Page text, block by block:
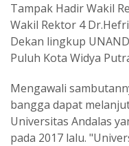
Tampak Hadir Wakil
Wakil Rektor 4
Dekan lingkup
Puluh Kota Widya
Mengawali
bangga dapat
Universitas Andalas
pada 2017 lalu.